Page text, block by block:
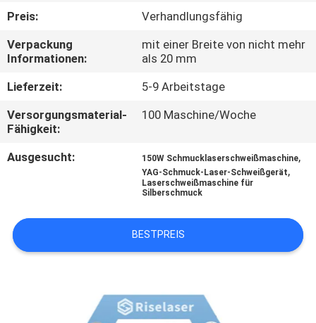
FABRIK-
TOUR
QUALITÄTSKONTROLLE
KONTAKTIERE
UNS
SIE
EIN
Preis:
Verhandlungsfähig
Verpackung
Informationen:
mit einer Breite von nicht mehr
als 20 mm
Lieferzeit:
5-9 Arbeitstage
Versorgungsmaterial-
Fähigkeit:
100 Maschine/Woche
Ausgesucht: 150W Schmucklaserschweißmaschine,
YAG-Schmuck-Laser-Schweißgerät,
Laserschweißmaschine für
Silberschmuck
BESTPREIS